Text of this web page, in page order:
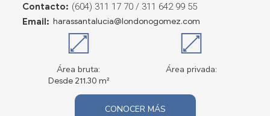
Contacto: (604) 311 17 70 / 311 642 99 55
Email: harassantalucia@londonogomez.com
Área bruta:
Desde 211.30 m²
Área privada:
CONOCER MÁS